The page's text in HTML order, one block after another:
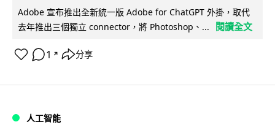
Adobe 宣布推出全新統一版 Adobe for ChatGPT 外掛，取代
去年推出三個獨立 connector，將 Photoshop、...
閱讀全文
1 ↗ 分享
人工智能